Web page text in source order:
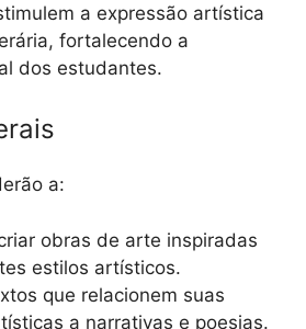
a expressão artística
fortalecendo a
dos estudantes.
a:
obras de arte inspiradas
estilos artísticos.
que relacionem suas
a narrativas e poesias.